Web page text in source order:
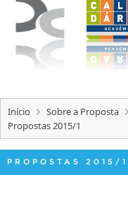
INTERNACIONAL
OUVIDORIA
Início Sobre a Proposta
Propostas 2015/1
PROPOSTAS 2015/1